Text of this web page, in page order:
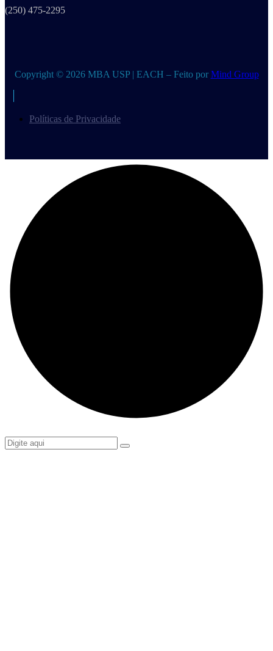
(250) 475-2295
Copyright © 2026 MBA USP | EACH – Feito por Mind Group
Políticas de Privacidade